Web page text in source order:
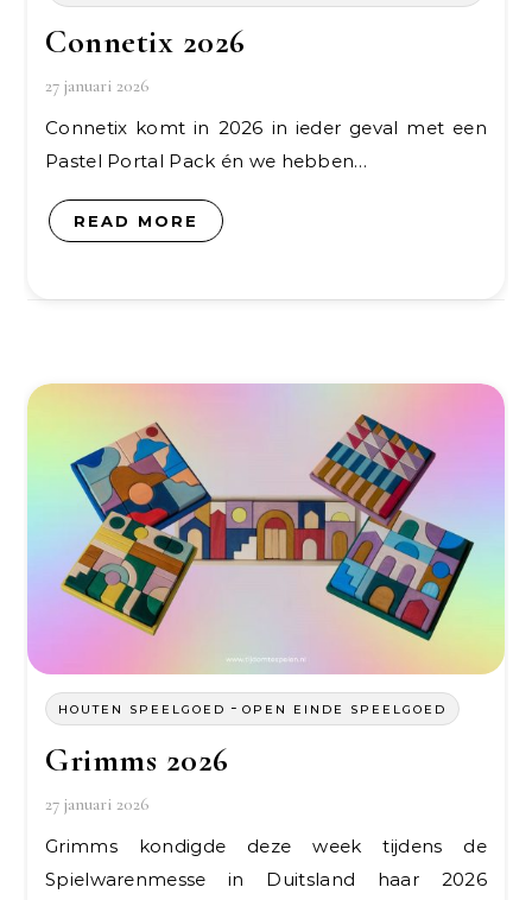
Connetix 2026
27 januari 2026
Connetix komt in 2026 in ieder geval met een
Pastel Portal Pack én we hebben…
READ MORE
HOUTEN SPEELGOED - OPEN EINDE SPEELGOED
Grimms 2026
27 januari 2026
Grimms kondigde deze week tijdens de
Spielwarenmesse in Duitsland haar 2026